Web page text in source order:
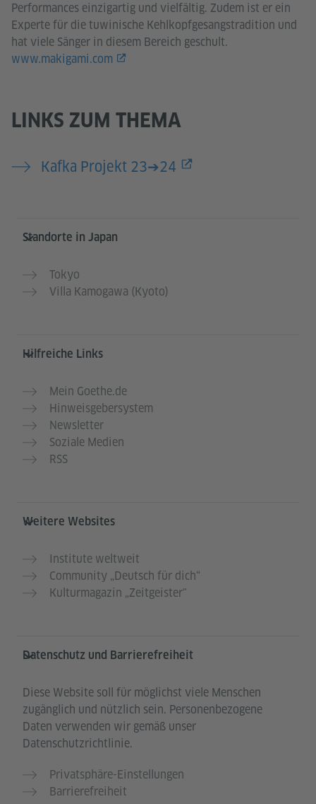
Performances einzigartig und vielfältig. Zudem ist er ein
Experte für die tuwinische Kehlkopfgesangstradition und
hat viele Sänger in diesem Bereich geschult.
www.makigami.com
LINKS ZUM THEMA
Kafka Projekt 23➔24
Service- und Informationsbereich
Standorte in Japan
Tokyo
Villa Kamogawa (Kyoto)
Hilfreiche Links
Mein Goethe.de
Hinweisgebersystem
Newsletter
Soziale Medien
RSS
Weitere Websites
Institute weltweit
Community „Deutsch für dich“
Kulturmagazin „Zeitgeister"
Datenschutz und Barrierefreiheit
Diese Website soll für möglichst viele Menschen
zugänglich und nützlich sein. Personenbezogene
Daten verwenden wir gemäß unser
Datenschutzrichtlinie.
Privatsphäre-Einstellungen
Barrierefreiheit